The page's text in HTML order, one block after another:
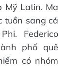
Mỹ Latin. Ma
tuồn sang cả
Federico
phố quê
có nhóm